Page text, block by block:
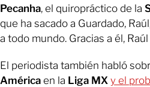
Pecanha, el quiropráctico de la
que ha sacado a Guardado,
a todo mundo. Gracias a él,
El periodista también habló
América en la Liga MX y el